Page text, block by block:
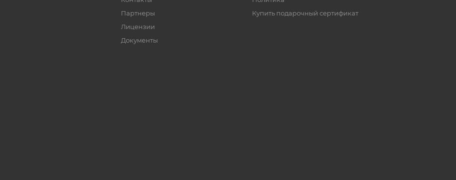
Партнеры
Лицензии
Документы
Купить подарочный сертификат